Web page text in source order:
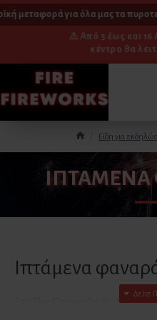
για όλα μας τα
⚠️ Από 5 έως και 16
κέντρο θα
Είδη για
Ιπτάμενα
θα βρείτε